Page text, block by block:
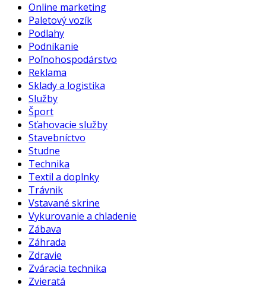
Online marketing
Paletový vozík
Podlahy
Podnikanie
Poľnohospodárstvo
Reklama
Sklady a logistika
Služby
Šport
Sťahovacie služby
Stavebníctvo
Studne
Technika
Textil a doplnky
Trávnik
Vstavané skrine
Vykurovanie a chladenie
Zábava
Záhrada
Zdravie
Zváracia technika
Zvieratá